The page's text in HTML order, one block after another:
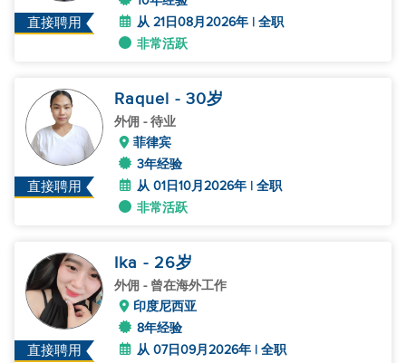
直接聘用
从 21日08月2026年 | 全职
非常活跃
直接聘用
Raquel - 30岁
外佣 - 待业
菲律宾
3年经验
从 01日10月2026年 | 全职
非常活跃
直接聘用
Ika - 26岁
外佣 - 曾在海外工作
印度尼西亚
8年经验
从 07日09月2026年 | 全职